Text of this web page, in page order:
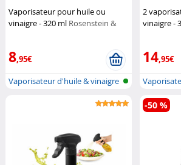
Vaporisateur pour huile ou
vinaigre - 320 ml Rosenstein &
8,95€
Vaporisateur d'huile & vinaigre
2
vinaigre -
14,95€
-50 %